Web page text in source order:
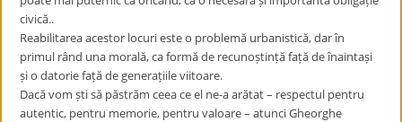
civică..
Reabilitarea acestor locuri este o problemă urbanistică, dar în
primul rând una morală, ca formă de recunoștință față de înaintași
și o datorie față de generațiile viitoare.
Dacă vom ști să păstrăm ceea ce el ne-a arătat – respectul pentru
autentic, pentru memorie, pentru valoare – atunci Gheorghe